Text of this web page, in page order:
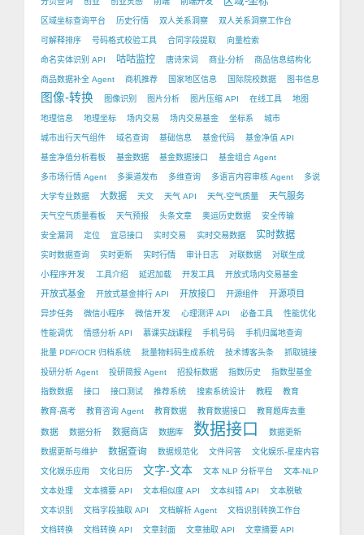
区域坐标查询平台 历史行情 双人关系洞察 双人关系洞察工作台
可解释排序 号码格式校验工具 合同字段提取 向量检索
命名实体识别 API 咕咕监控 唐诗宋词 商业-分析 商品信息结构化
商品数据补全 Agent 商机推荐 国家地区信息 国际院校数据 图书信息
图像-转换 图像识别 图片分析 图片压缩 API 在线工具 地图
地理信息 地理坐标 场内交易 场内交易基金 坐标系 城市
城市出行天气组件 域名查询 基础信息 基金代码 基金净值 API
基金净值分析看板 基金数据 基金数据接口 基金组合 Agent
多市场行情 Agent 多渠道发布 多维查询 多语言内容审核 Agent 多说
大学专业数据 大数据 天文 天气 API 天气-空气质量 天气服务
天气空气质量看板 天气预报 头条文章 奥运历史数据 安全传输
安全漏洞 定位 宜忌接口 实时交易 实时交易数据 实时数据
实时数据查询 实时更新 实时行情 审计日志 对联数据 对联生成
小程序开发 工具介绍 延迟加载 开发工具 开放式场内交易基金
开放式基金 开放式基金排行 API 开放接口 开源组件 开源项目
异步任务 微信小程序 微信开发 心理测评 API 必备工具 性能优化
性能调优 情感分析 API 慕课实战课程 手机号码 手机归属地查询
批量 PDF/OCR 归档系统 批量物料码生成系统 技术博客头条 抓取链接
投研分析 Agent 投研简报 Agent 招投标数据 指数历史 指数型基金
指数数据 接口 接口测试 推荐系统 搜索系统设计 教程 教育
教育-高考 教育咨询 Agent 教育数据 教育数据接口 教育题库去重
数据 数据分析 数据商店 数据库 数据接口 数据更新
数据更新与维护 数据查询 数据规范化 文件问答 文化娱乐-星座内容
文化娱乐应用 文化日历 文字-文本 文本 NLP 分析平台 文本-NLP
文本处理 文本摘要 API 文本相似度 API 文本纠错 API 文本脱敏
文本识别 文档字段抽取 API 文档解析 Agent 文档识别转换工作台
文档转换 文档转换 API 文章封面 文章抽取 API 文章摘要 API